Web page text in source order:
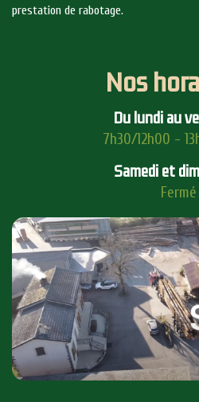
prestation de rabotage.
Nos
Du lundi au
7h30/12h00 -
Samedi et
Fermé